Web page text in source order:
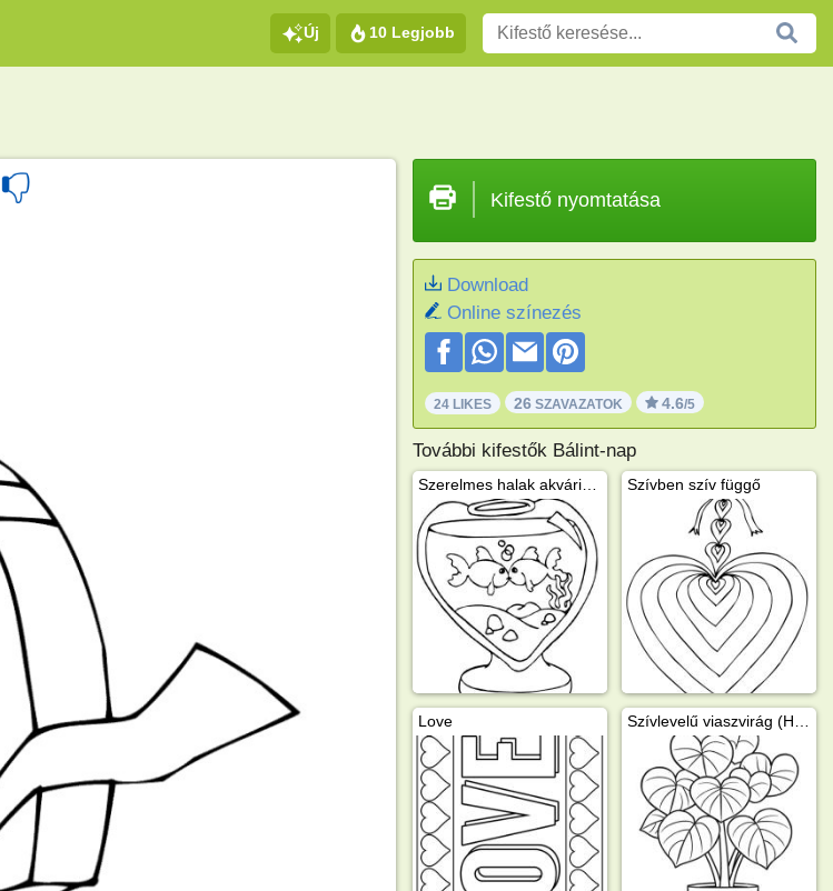
Új 10 Legjobb
Kifestő nyomtatása
Download
Online színezés
24 LIKES 26SZAVAZATOK 4.6/5
További kifestők Bálint-nap
Szerelmes halak akváriumban Szívben szív függő
Love